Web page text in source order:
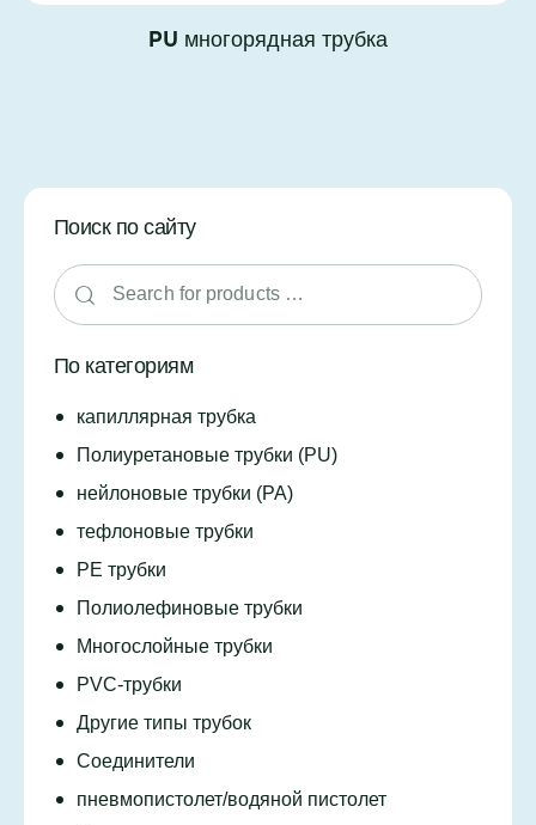
PU многорядная трубка
Поиск по сайту
По категориям
капиллярная трубка
Полиуретановые трубки (PU)
нейлоновые трубки (PA)
тефлоновые трубки
PE трубки
Полиолефиновые трубки
Многослойные трубки
PVC-трубки
Другие типы трубок
Соединители
пневмопистолет/водяной пистолет